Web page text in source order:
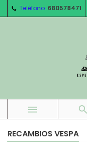
Teléfono: 680578471
 
RECAMBIOS VESPA